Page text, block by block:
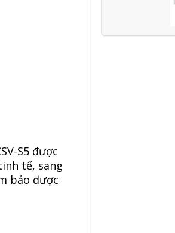
S5 được
tế, sang
bảo được